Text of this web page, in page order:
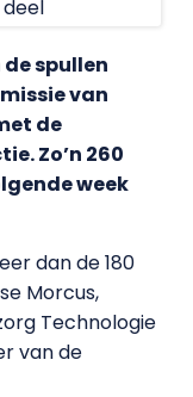
deel
spullen
van
de
Zo’n 260
week
dan de 180
Morcus,
Technologie
van de